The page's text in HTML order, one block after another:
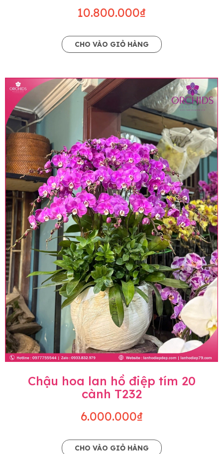
10.800.000₫
CHO VÀO GIỎ HÀNG
Chậu hoa lan hồ điệp tím 20
cành T232
6.000.000₫
CHO VÀO GIỎ HÀNG